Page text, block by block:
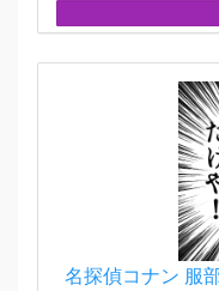
名探偵コナン 服